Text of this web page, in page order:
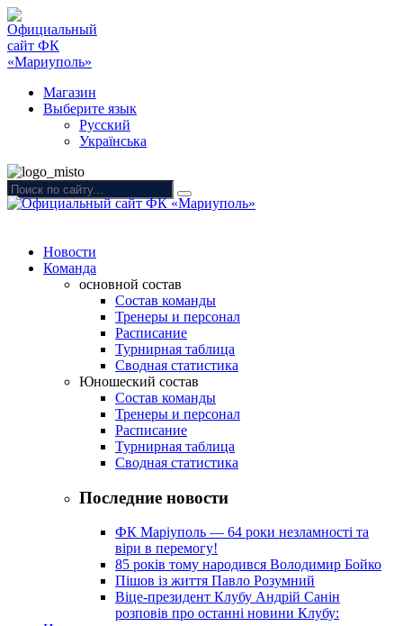
Магазин
Выберите язык
Русский
Українська
Новости
Команда
основной состав
Состав команды
Тренеры и персонал
Расписание
Турнирная таблица
Сводная статистика
Юношеский состав
Состав команды
Тренеры и персонал
Расписание
Турнирная таблица
Сводная статистика
Последние новости
ФК Маріуполь — 64 роки незламності та
віри в перемогу!
85 років тому народився Володимир Бойко
Пішов із життя Павло Розумний
Віце-президент Клубу Андрій Санін
розповів про останні новини Клубу: